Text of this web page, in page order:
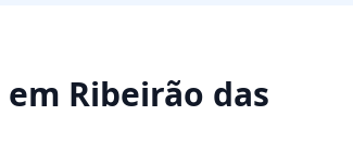
em Ribeirão das